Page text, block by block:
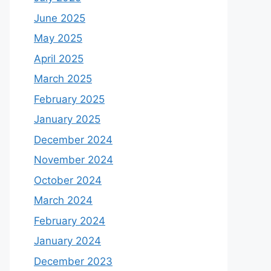
June 2025
May 2025
April 2025
March 2025
February 2025
January 2025
December 2024
November 2024
October 2024
March 2024
February 2024
January 2024
December 2023